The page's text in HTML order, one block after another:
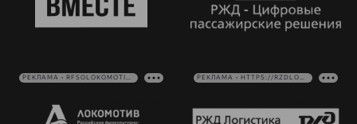
РЕКЛАМА • RFSOLOKOMOTIV.RU РЕКЛАМА • HTTPS://RZDLOG.RU/